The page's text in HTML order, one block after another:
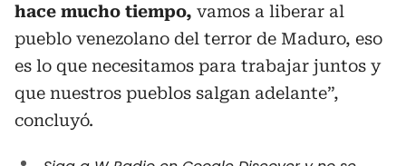
hace mucho tiempo, vamos a liberar al
pueblo venezolano del terror de Maduro, eso
es lo que necesitamos para trabajar juntos y
que nuestros pueblos salgan adelante”,
concluyó.